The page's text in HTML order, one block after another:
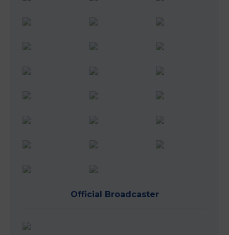
Official Broadcaster